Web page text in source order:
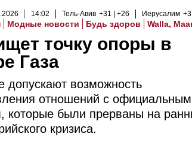
.2026 14:02 Тель-Авив +31 +26 Иерусалим
Модные новости Будь здоров Walla,
точку опоры в
Газа
возможность
отношений с официальным
которые были прерваны на
кризиса.